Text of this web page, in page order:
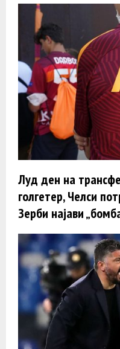
Луд ден на
голгетер, Челси
Зерби најави